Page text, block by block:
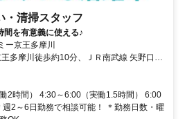
・清掃スタッフ
を有意義に使える♪
京王多摩川
多摩川徒歩約10分、ＪＲ南武線 矢野口北
布南口徒歩約18分
2時間） 4:30～6:00（実働1.5時間） 6:00
2～6日勤務で相談可能！ ＊勤務日数・曜